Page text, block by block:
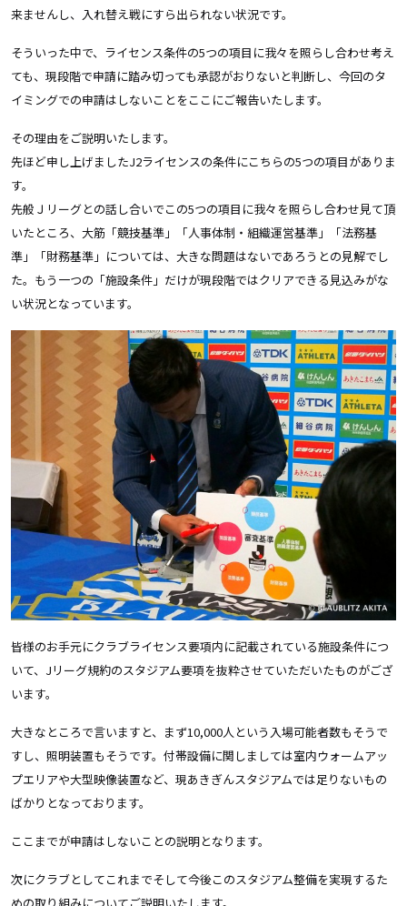
来ませんし、入れ替え戦にすら出られない状況です。
そういった中で、ライセンス条件の5つの項目に我々を照らし合わせ考え
ても、現段階で申請に踏み切っても承認がおりないと判断し、今回のタ
イミングでの申請はしないことをここにご報告いたします。
その理由をご説明いたします。
先ほど申し上げましたJ2ライセンスの条件にこちらの5つの項目がありま
す。
先般Ｊリーグとの話し合いでこの5つの項目に我々を照らし合わせ見て頂
いたところ、大筋「競技基準」「人事体制・組織運営基準」「法務基
準」「財務基準」については、大きな問題はないであろうとの見解でし
た。もう一つの「施設条件」だけが現段階ではクリアできる見込みがな
い状況となっています。
皆様のお手元にクラブライセンス要項内に記載されている施設条件につ
いて、Jリーグ規約のスタジアム要項を抜粋させていただいたものがござ
います。
大きなところで言いますと、まず10,000人という入場可能者数もそうで
すし、照明装置もそうです。付帯設備に関しましては室内ウォームアッ
プエリアや大型映像装置など、現あきぎんスタジアムでは足りないもの
ばかりとなっております。
ここまでが申請はしないことの説明となります。
次にクラブとしてこれまでそして今後このスタジアム整備を実現するた